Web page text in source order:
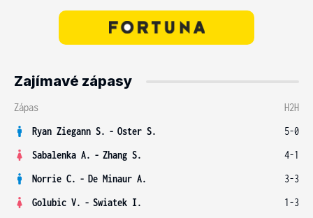
Zajímavé zápasy
Zápas
H2H
Ryan Ziegann S. - Oster S.
5-0
Sabalenka A. - Zhang S.
4-1
Norrie C. - De Minaur A.
3-3
Golubic V. - Swiatek I.
1-3